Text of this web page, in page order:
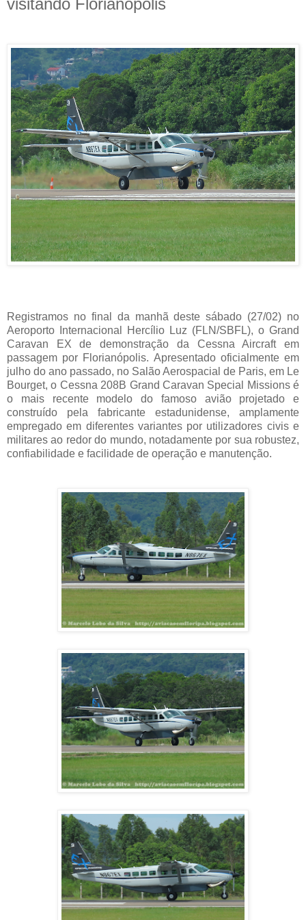
visitando Florianópolis
Registramos no final da manhã deste sábado (27/02) no
Aeroporto Internacional Hercílio Luz (FLN/SBFL), o Grand
Caravan EX de demonstração da Cessna Aircraft em
passagem por Florianópolis. Apresentado oficialmente em
julho do ano passado, no Salão Aerospacial de Paris, em Le
Bourget, o Cessna 208B Grand Caravan Special Missions é
o mais recente modelo do famoso avião projetado e
construído pela fabricante estadunidense, amplamente
empregado em diferentes variantes por utilizadores civis e
militares ao redor do mundo, notadamente por sua robustez,
confiabilidade e facilidade de operação e manutenção.